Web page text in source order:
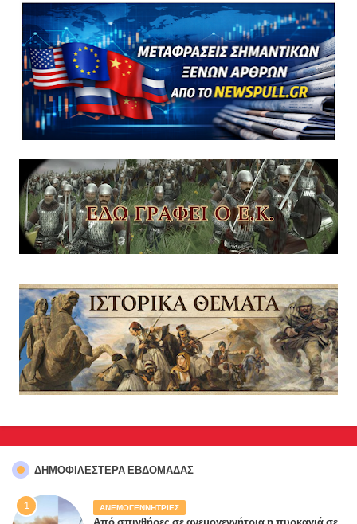
ΔΗΜΟΦΙΛΈΣΤΕΡΑ ΕΒΔΟΜΆΔΑΣ
ΑΝΕΜΟΓΕΝΝΗΤΡΙΕΣ